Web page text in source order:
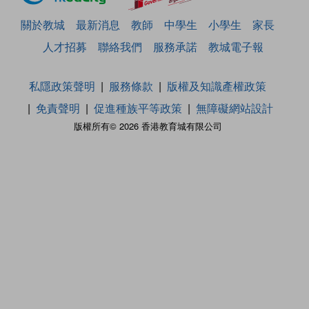
關於教城 最新消息 教師 中學生 小學生
家長
人才招募
聯絡我們 服務承諾 教城電子報
版權所有© 2026 香港教育城有限公司
私隱政策聲明 服務條款
版權及知識產權政策
免責聲明
促進種族平等政策 無障礙網站設計